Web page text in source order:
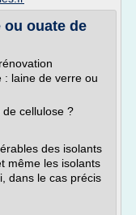
ou ouate de
: laine de verre ou
cellulose ?
des isolants
même les isolants
dans le cas précis